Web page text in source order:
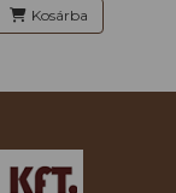
Kosárba